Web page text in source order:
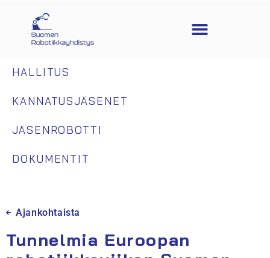
HALLITUS
KANNATUSJÄSENET
JÄSENROBOTTI
DOKUMENTIT
Ajankohtaista
Tunnelmia Euroopan